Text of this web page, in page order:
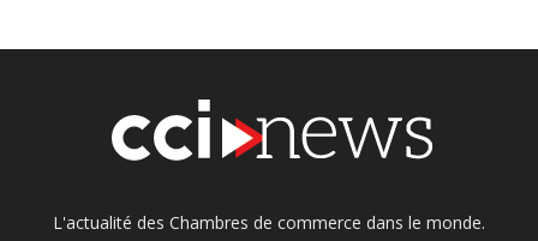
L'actualité des Chambres de commerce dans le monde.